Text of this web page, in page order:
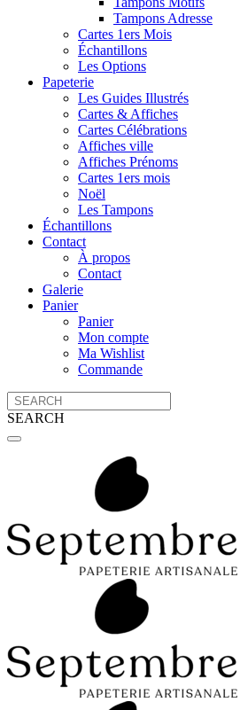
Tampons Adresse
Cartes 1ers Mois
Échantillons
Les Options
Papeterie
Les Guides Illustrés
Cartes & Affiches
Cartes Célébrations
Affiches ville
Affiches Prénoms
Cartes 1ers mois
Noël
Les Tampons
Échantillons
Contact
À propos
Contact
Galerie
Panier
Panier
Mon compte
Ma Wishlist
Commande
SEARCH